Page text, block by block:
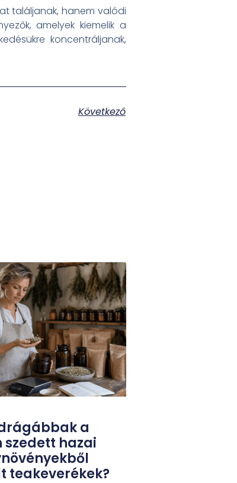
találjanak, hanem valódi
amelyek kiemelik a
koncentráljanak,
Következő
a
szedett hazai
teakeverékek?